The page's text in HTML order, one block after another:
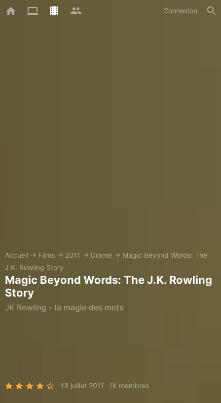
Connexion
Accueil → Films → 2011 → Drame → Magic Beyond Words: The
J.K. Rowling Story
Magic Beyond Words: The J.K. Rowling
Story
JK Rowling - la magie des mots
18 juillet 2011 1K membres